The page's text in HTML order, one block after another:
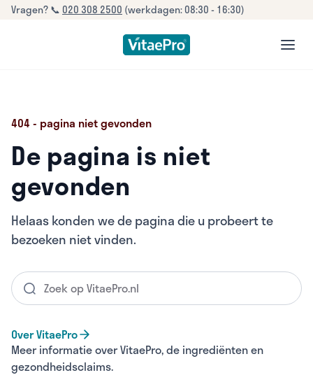
Vragen? 📞 020 308 2500 (werkdagen: 08:30 - 16:30)
404 - pagina niet gevonden
De pagina is niet
gevonden
Helaas konden we de pagina die u probeert te
bezoeken niet vinden.
Over VitaePro
Meer informatie over VitaePro, de ingrediënten en
gezondheidsclaims.